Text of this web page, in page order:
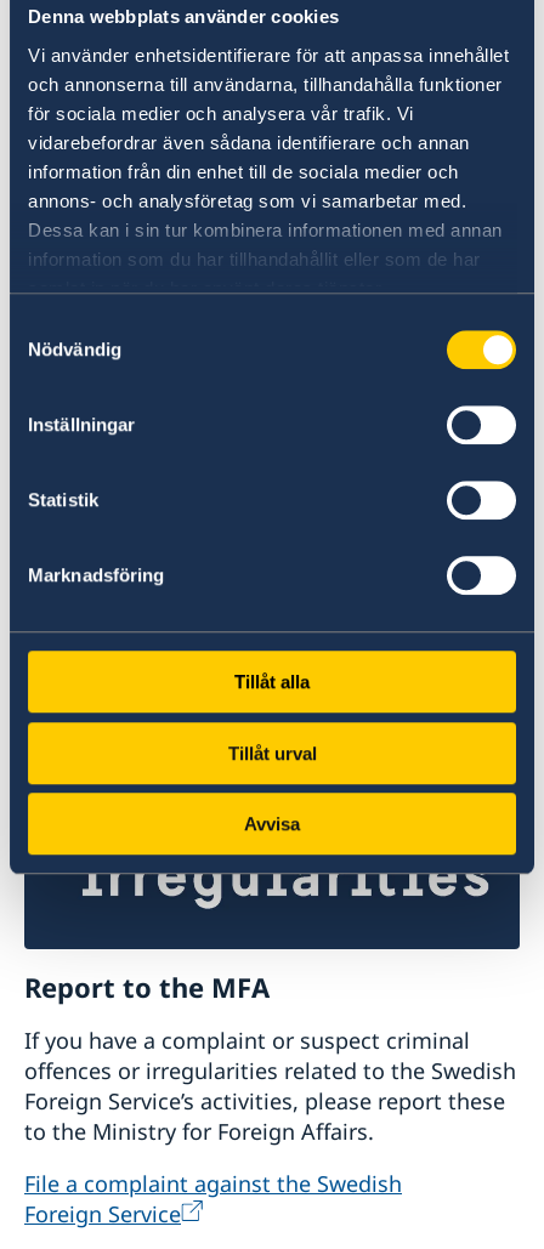
Denna webbplats använder cookies
Vi använder enhetsidentifierare för att anpassa innehållet
och annonserna till användarna, tillhandahålla funktioner
för sociala medier och analysera vår trafik. Vi
vidarebefordrar även sådana identifierare och annan
information från din enhet till de sociala medier och
annons- och analysföretag som vi samarbetar med.
Dessa kan i sin tur kombinera informationen med annan
information som du har tillhandahållit eller som de har
samlat in när du har använt deras tjänster.
Nödvändig
Inställningar
Statistik
Marknadsföring
Tillåt alla
Tillåt urval
Avvisa
Universities in Sweden
Studyinsweden.se is the official resource on
higher education in Sweden for international
students.
Doing business with Sweden
Find comprehensive information on how to do
business with Sweden.
Doing business with Sweden
Report to the MFA
If you have a complaint or suspect criminal
offences or irregularities related to the Swedish
Foreign Service’s activities, please report these
to the Ministry for Foreign Affairs.
File a complaint against the Swedish
Foreign Service